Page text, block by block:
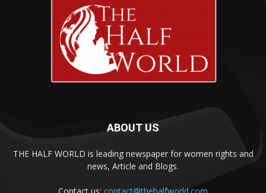
ABOUT US
THE HALF WORLD is leading newspaper for women rights and
news, Article and Blogs.